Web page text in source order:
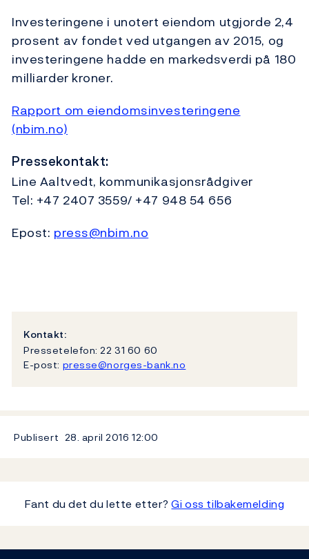
Investeringene i unotert eiendom utgjorde 2,4
prosent av fondet ved utgangen av 2015, og
investeringene hadde en markedsverdi på 180
milliarder kroner.
Rapport om eiendomsinvesteringene
(nbim.no)
Pressekontakt:
Line Aaltvedt, kommunikasjonsrådgiver
Tel: +47 2407 3559/ +47 948 54 656
Epost: press@nbim.no
Kontakt:
Pressetelefon: 22 31 60 60
E-post: presse@norges-bank.no
Publisert 28. april 201612:00
Fant du det du lette etter?Gi oss tilbakemelding